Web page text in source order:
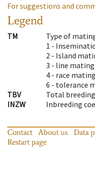
For suggestions and
Legend
TM
Type of
1 -
2 - Island
3 - line
4 - race
6 - tolerance
TBV
Total
INZW
Inbreeding
Contact About us Data
Restart page